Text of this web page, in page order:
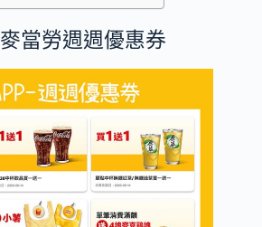
麥當勞週週優惠券